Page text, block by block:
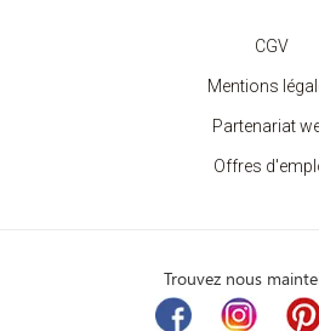
CGV
Mentions
Partenariat
Offres
Trouvez nous